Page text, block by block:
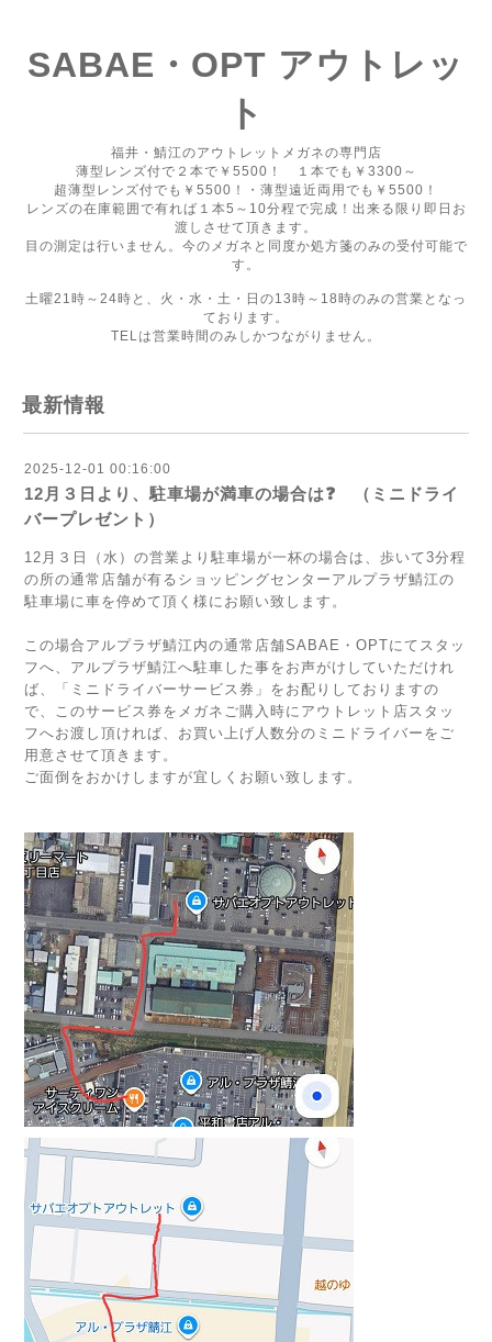
SABAE・OPT アウトレッ
ト
福井・鯖江のアウトレットメガネの専門店
薄型レンズ付で２本で￥5500！ １本でも￥3300～
超薄型レンズ付でも￥5500！・薄型遠近両用でも￥5500！
レンズの在庫範囲で有れば１本5～10分程で完成！出来る限り即日お
渡しさせて頂きます。
目の測定は行いません。今のメガネと同度か処方箋のみの受付可能で
す。
土曜21時～24時と、火・水・土・日の13時～18時のみの営業となっ
ております。
TELは営業時間のみしかつながりません。
最新情報
2025-12-01 00:16:00
12月３日より、駐車場が満車の場合は❓ （ミニドライ
バープレゼント）
12月３日（水）の営業より駐車場が一杯の場合は、歩いて3分程
の所の通常店舗が有るショッピングセンターアルプラザ鯖江の
駐車場に車を停めて頂く様にお願い致します。
この場合アルプラザ鯖江内の通常店舗SABAE・OPTにてスタッ
フへ、アルプラザ鯖江へ駐車した事をお声がけしていただけれ
ば、「ミニドライバーサービス券」をお配りしておりますの
で、このサービス券をメガネご購入時にアウトレット店スタッ
フへお渡し頂ければ、お買い上げ人数分のミニドライバーをご
用意させて頂きます。
ご面倒をおかけしますが宜しくお願い致します。